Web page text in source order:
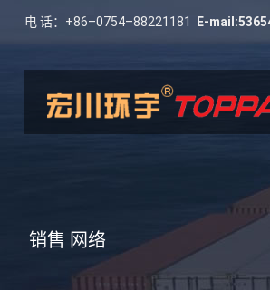
电 话：+86–0754–88221181 E-mail:
销售 网络